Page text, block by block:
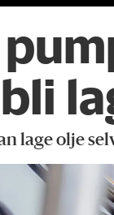
lage olje